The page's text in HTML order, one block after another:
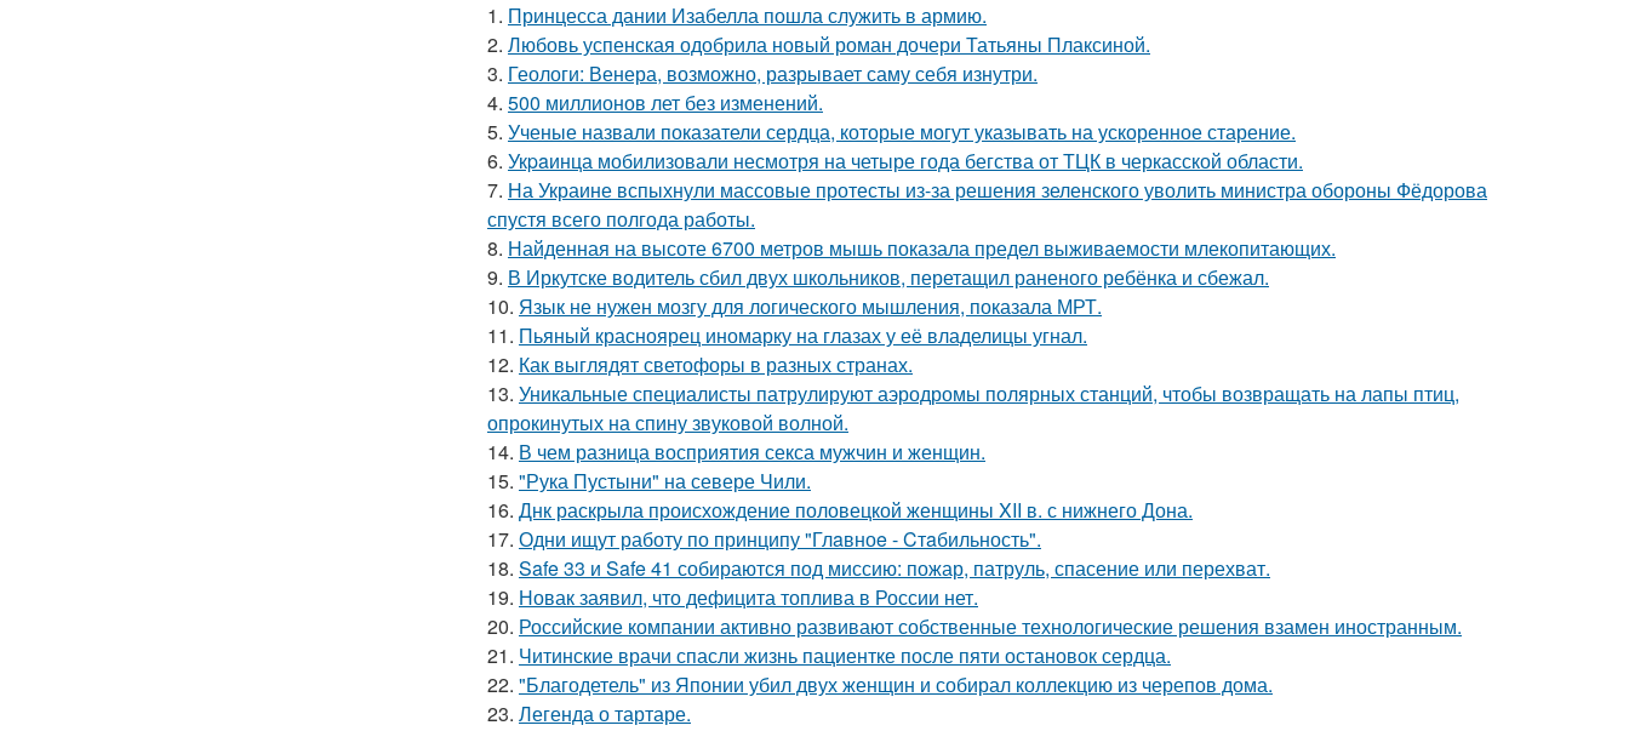
1. Принцесса дании Изабелла пошла служить в армию.
2. Любовь успенская одобрила новый роман дочери Татьяны Плаксиной.
3. Геологи: Венера, возможно, разрывает саму себя изнутри.
4. 500 миллионов лет без изменений.
5. Ученые назвали показатели сердца, которые могут указывать на ускоренное старение.
6. Укpaинца мобилизовали несмотря на четыре года бегства от ТЦК в черкасской области.
7. На Украине вспыхнули массовые протесты из-за решения зеленского уволить министра обороны Фёдорова
спустя всего полгода работы.
8. Найденная на высоте 6700 метров мышь показала предел выживаемости млекопитающих.
9. В Иркутске водитель сбил двух школьников, перетащил раненого ребёнка и сбежал.
10. Язык не нужен мозгу для логического мышления, показала МРТ.
11. Пьяный красноярец иномарку на глазах у её владелицы угнал.
12. Как выглядят светофоры в разных странах.
13. Уникальные специалисты патрулируют аэродромы полярных станций, чтобы возвращать на лапы птиц,
опрокинутых на спину звуковой волной.
14. В чем разница восприятия секса мужчин и женщин.
15. "Рука Пустыни" на севере Чили.
16. Днк раскрыла происхождение половецкой женщины XII в. с нижнего Дона.
17. Одни ищут работу по принципу "Глaвноe - Cтaбильность".
18. Safe 33 и Safe 41 собираются под миссию: пожар, патруль, спасение или перехват.
19. Новак заявил, что дефицита топлива в России нет.
20. Российские компании активно развивают собственные технологические решения взамен иностранным.
21. Читинские врачи спасли жизнь пациентке после пяти остановок сердца.
22. "Благодетель" из Японии убил двух женщин и собирал коллекцию из черепов дома.
23. Легенда о тартаре.